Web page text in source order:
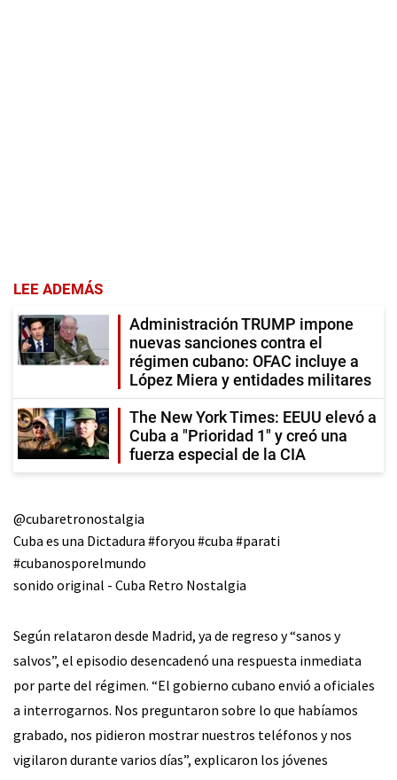
LEE ADEMÁS
Administración TRUMP impone
nuevas sanciones contra el
régimen cubano: OFAC incluye a
López Miera y entidades militares
The New York Times: EEUU elevó a
Cuba a "Prioridad 1" y creó una
fuerza especial de la CIA
@cubaretronostalgia
Cuba es una Dictadura #foryou #cuba #parati
#cubanosporelmundo
sonido original - Cuba Retro Nostalgia
Según relataron desde Madrid, ya de regreso y “sanos y
salvos”, el episodio desencadenó una respuesta inmediata
por parte del régimen. “El gobierno cubano envió a oficiales
a interrogarnos. Nos preguntaron sobre lo que habíamos
grabado, nos pidieron mostrar nuestros teléfonos y nos
vigilaron durante varios días”, explicaron los jóvenes